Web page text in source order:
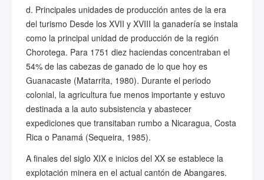
d. Principales unidades de producción antes de la era
del turismo Desde los XVII y XVIII la ganadería se instala
como la principal unidad de producción de la región
Chorotega. Para 1751 diez haciendas concentraban el
54% de las cabezas de ganado de lo que hoy es
Guanacaste (Matarrita, 1980). Durante el periodo
colonial, la agricultura fue menos importante y estuvo
destinada a la auto subsistencia y abastecer
expediciones que transitaban rumbo a Nicaragua, Costa
Rica o Panamá (Sequeira, 1985).
A finales del siglo XIX e inicios del XX se establece la
explotación minera en el actual cantón de Abangares.